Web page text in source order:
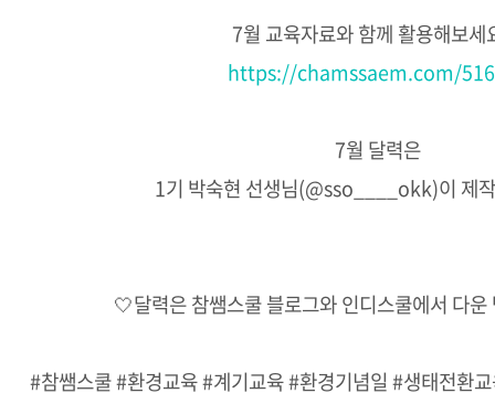
7월 교육자료와 함께 활용해보세
https://chamssaem.com/
7월 달력은
1기 박숙현 선생님(@sso____okk)이 제
🤍달력은 참쌤스쿨 블로그와 인디스쿨에서 다
#참쌤스쿨 #환경교육 #계기교육 #환경기념일 #생태전환